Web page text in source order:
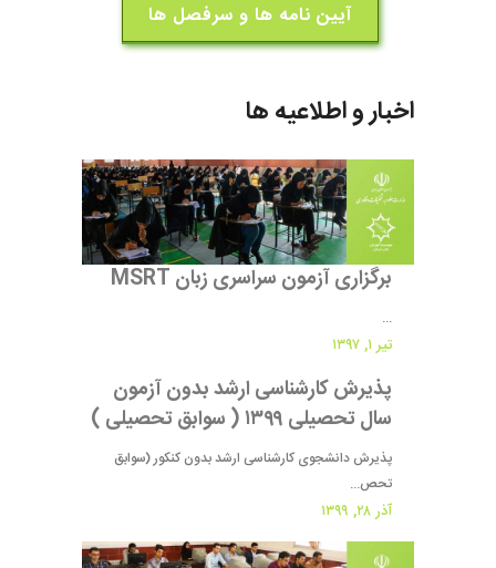
آیین نامه ها و سرفصل ها
اخبار و اطلاعیه ها
برگزاری آزمون سراسری زبان MSRT
...
تیر ۱, ۱۳۹۷
پذیرش کارشناسی ارشد بدون آزمون
سال تحصیلی ۱۳۹۹ ( سوابق تحصیلی )
پذیرش دانشجوی کارشناسی ارشد بدون کنکور (سوابق
تحص...
آذر ۲۸, ۱۳۹۹